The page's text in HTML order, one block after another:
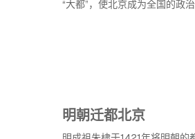
“大都”，使北京成为全国的政治
明朝迁都北京